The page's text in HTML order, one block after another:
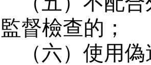
監督檢查的；
（六）使用